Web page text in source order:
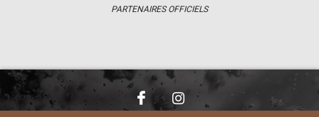
PARTENAIRES OFFICIELS